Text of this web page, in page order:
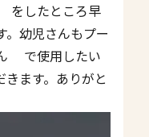
をしたところ早
。幼児さんもプー
で使用したい
ます。ありがと